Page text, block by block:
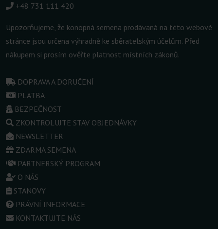
+48 731 111 420
Upozorňujeme, že konopná semena prodávaná na této webové
stránce jsou určena výhradně ke sběratelským účelům. Před
nákupem si prosím ověřte platnost místních zákonů.
DOPRAVA A DORUČENÍ
PLATBA
BEZPEČNOST
ZKONTROLUJTE STAV OBJEDNÁVKY
NEWSLETTER
ZDARMA SEMENA
PARTNERSKÝ PROGRAM
O NÁS
STANOVY
PRÁVNÍ INFORMACE
KONTAKTUJTE NÁS